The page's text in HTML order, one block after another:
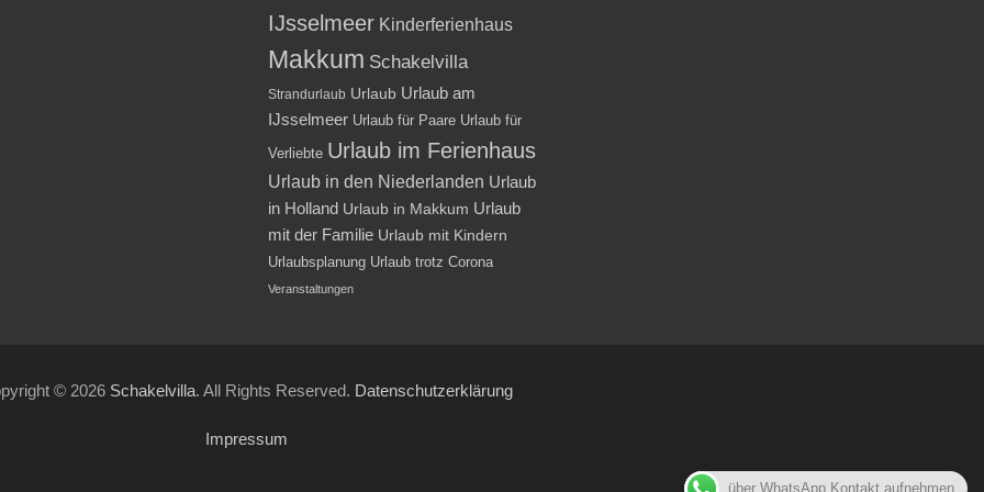
IJsselmeer Kinderferienhaus
Makkum Schakelvilla
Strandurlaub Urlaub Urlaub am
IJsselmeer Urlaub für Paare Urlaub für
Verliebte Urlaub im Ferienhaus
Urlaub in den Niederlanden Urlaub
in Holland Urlaub in Makkum Urlaub
mit der Familie Urlaub mit Kindern
Urlaubsplanung Urlaub trotz Corona
Veranstaltungen
© 2026 Schakelvilla. All Rights Reserved. Datenschutzerklärung
Impressum
über WhatsApp Kontakt aufnehmen